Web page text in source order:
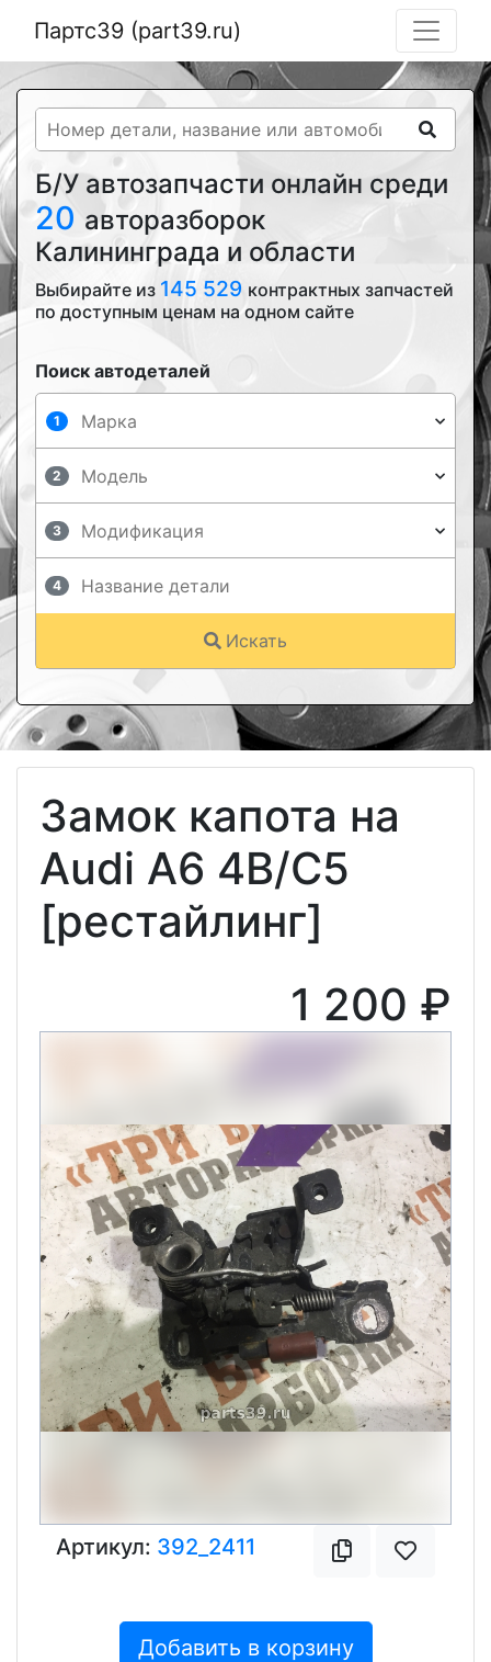
Партс39 (part39.ru)
Б/У автозапчасти онлайн среди
20 авторазборок
Калининграда и области
Выбирайте из 145 529 контрактных запчастей
по доступным ценам на одном сайте
Поиск автодеталей
1
2
3
4
Искать
Замок капота на
Audi A6 4B/C5
[рестайлинг]
1 200 ₽
Previous Next
Артикул: 392_2411
Добавить в корзину